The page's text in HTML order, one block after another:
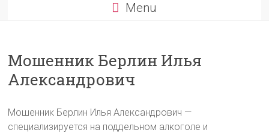
Menu
Мошенник Берлин Илья
Александрович
Мошенник Берлин Илья Александрович —
специализируется на поддельном алкоголе и